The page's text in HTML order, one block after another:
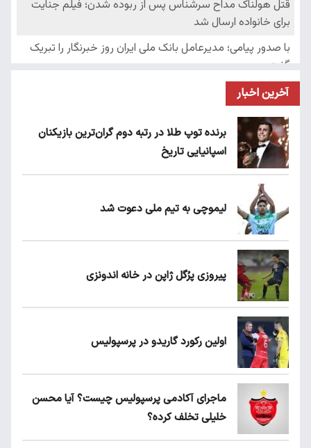
آخرین اخبار
برنده توپ طلا در رتبه دوم گران‌ترین بازیکنان
اسپانیایی تاریخ
لیموچی به تیم ملی دعوت شد
پیروزی پرُگل ژاپن در خانه اندونزی
اولین رکورد گاریدو در پرسپولیس
ماجرای آکادمی پرسپولیس چیست؟ آیا محسن
خلیلی تخلف کرده؟